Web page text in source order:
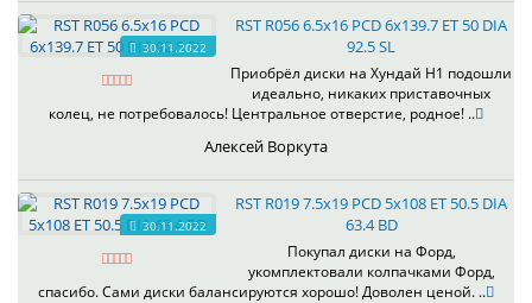
30.11.2022
RST R056 6.5x16 PCD 6x139.7 ET 50 DIA
92.5 SL
Приобрёл диски на Хундай H1 подошли
идеально, никаких приставочных
колец, не потребовалось! Центральное отверстие, родное! ..
Алексей Воркута
30.11.2022
RST R019 7.5x19 PCD 5x108 ET 50.5 DIA
63.4 BD
Покупал диски на Форд,
укомплектовали колпачками Форд,
спасибо. Сами диски балансируются хорошо! Доволен ценой. ..